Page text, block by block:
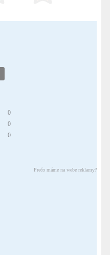
0
0
0
Prečo máme na webe reklamy?